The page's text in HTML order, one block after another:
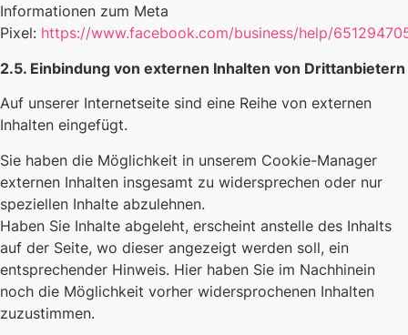
Informationen zum Meta
Pixel: https://www.facebook.com/business/help/
2.5. Einbindung von externen Inhalten von Drittanbietern
Auf unserer Internetseite sind eine Reihe von externen
Inhalten eingefügt.
Sie haben die Möglichkeit in unserem Cookie-Manager
externen Inhalten insgesamt zu widersprechen oder nur
speziellen Inhalte abzulehnen.
Haben Sie Inhalte abgeleht, erscheint anstelle des Inhalts
auf der Seite, wo dieser angezeigt werden soll, ein
entsprechender Hinweis. Hier haben Sie im Nachhinein
noch die Möglichkeit vorher widersprochenen Inhalten
zuzustimmen.